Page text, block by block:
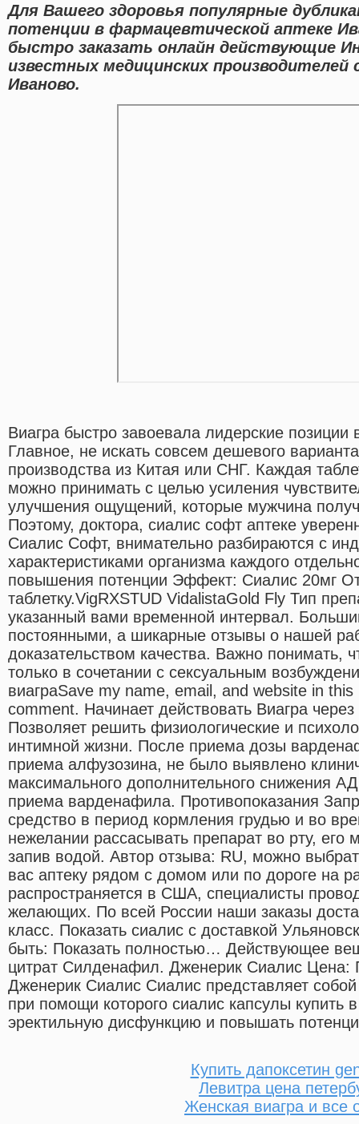
Для Вашего здоровья популярные
потенции в фармацевтической аптеке
быстро заказать онлайн действующие
известных медицинских производителей
Иваново.
Виагра быстро завоевала лидерские
Главное, не искать совсем дешевого
производства из Китая или СНГ. Каждая
можно принимать с целью усиления
улучшения ощущений, которые мужчина
Поэтому, доктора, сиалис софт аптеке
Сиалис Софт, внимательно разбираются с
характеристиками организма каждого
повышения потенции Эффект: Сиалис 20мг
таблетку.VigRXSTUD VidalistaGold Fly Тип
указанный вами временной интервал.
постоянными, а шикарные отзывы о нашей
доказательством качества. Важно понимать,
только в сочетании с сексуальным
виаграSave my name, email, and website in
comment. Начинает действовать Виагра
Позволяет решить физиологические и
интимной жизни. После приема дозы
приема алфузозина, не было выявлено
максимального дополнительного снижения
приема варденафила. Противопоказания
средство в период кормления грудью и во
нежелании рассасывать препарат во рту, его
запив водой. Автор отзыва: RU, можно
вас аптеку рядом с домом или по дороге на
распространяется в США, специалисты
желающих. По всей России наши заказы
класс. Показать сиалис с доставкой
быть: Показать полностью… Действующее
цитрат Силденафил. Дженерик Сиалис Цена:
Дженерик Сиалис Сиалис представляет
при помощи которого сиалис капсулы купить
эректильную дисфункцию и повышать
Купить дапоксетин
Левитра цена
Женская виагра и все